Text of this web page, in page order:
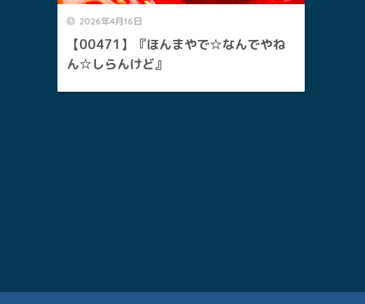
2026年4月16日
【00471】『ほんまやで☆なんでやね
ん☆しらんけど』